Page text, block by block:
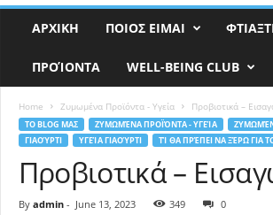
ΑΡΧΙΚΗ ΠΟΙΟΣ ΕΙΜΑΙ
ΠΡΟΊΟΝΤΑ WELL-BEING CLUB
Home Ζυμωμένα Προϊόντα - Υγεία Προβιοτικά –
ΤΟ BLOG ΜΑΣ ΖΥΜΩΜΈΝΑ ΠΡΟΪΌΝΤΑ - ΥΓΕΊΑ
ΓΙΑΟΎΡΤΙ
ΥΓΕΊΑ ΓΙΑΟΎΡΤΙ ΤΊ ΘΑ ΠΡΈΠΕΙ ΝΑ ΞΈΡΩ ΓΙΑ
Προβιοτικά –
By admin- June 13, 2023 349 0